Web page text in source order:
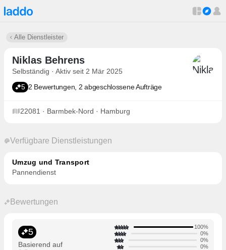
Alle Dienstleister
Niklas Behrens
Selbständig · Aktiv seit 2 Mär 2025
5 2 Bewertungen, 2 abgeschlossene Aufträge
22081 · Barmbek-Nord · Hamburg
Verfügbare Dienstleistungen
Umzug und Transport
Pannendienst
Bewertungen
5
Basierend auf
100%
0%
0%
0%